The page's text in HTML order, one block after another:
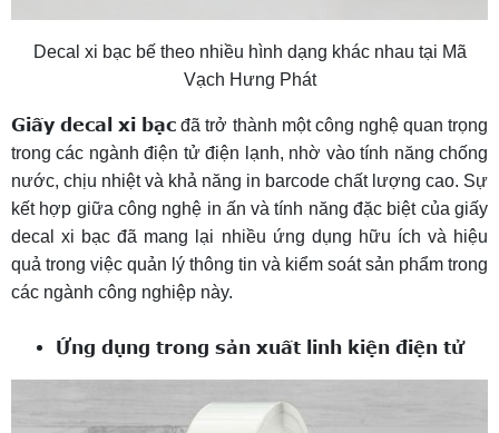
Decal xi bạc bế theo nhiều hình dạng khác nhau tại Mã
Vạch Hưng Phát
Giấy decal xi bạc đã trở thành một công nghệ quan trọng
trong các ngành điện tử điện lạnh, nhờ vào tính năng chống
nước, chịu nhiệt và khả năng in barcode chất lượng cao. Sự
kết hợp giữa công nghệ in ấn và tính năng đặc biệt của giấy
decal xi bạc đã mang lại nhiều ứng dụng hữu ích và hiệu
quả trong việc quản lý thông tin và kiểm soát sản phẩm trong
các ngành công nghiệp này.
Ứng dụng trong sản xuất linh kiện điện tử